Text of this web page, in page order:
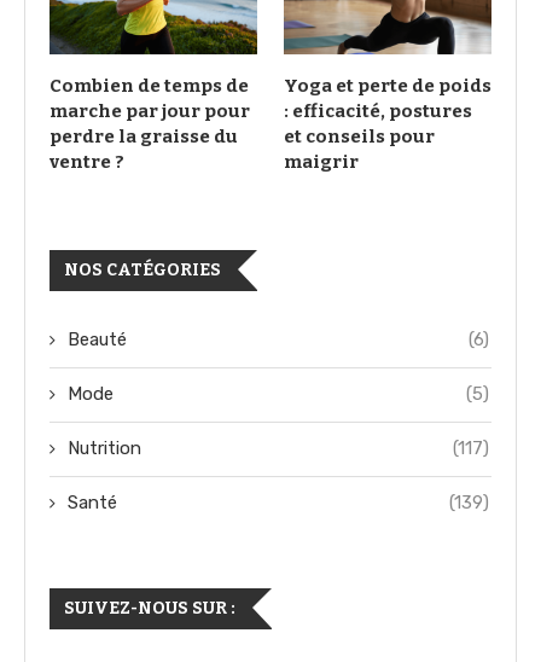
Combien de temps de
marche par jour pour
perdre la graisse du
ventre ?
Yoga et perte de poids
: efficacité, postures
et conseils pour
maigrir
NOS CATÉGORIES
Beauté (6)
Mode (5)
Nutrition (117)
Santé (139)
SUIVEZ-NOUS SUR :